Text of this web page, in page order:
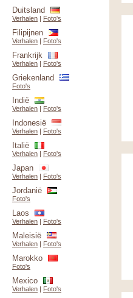
Duitsland
Verhalen | Foto's
Filipijnen
Verhalen | Foto's
Frankrijk
Verhalen | Foto's
Griekenland
Foto's
Indië
Verhalen | Foto's
Indonesië
Verhalen | Foto's
Italië
Verhalen | Foto's
Japan
Verhalen | Foto's
Jordanië
Foto's
Laos
Verhalen | Foto's
Maleisië
Verhalen | Foto's
Marokko
Foto's
Mexico
Verhalen | Foto's